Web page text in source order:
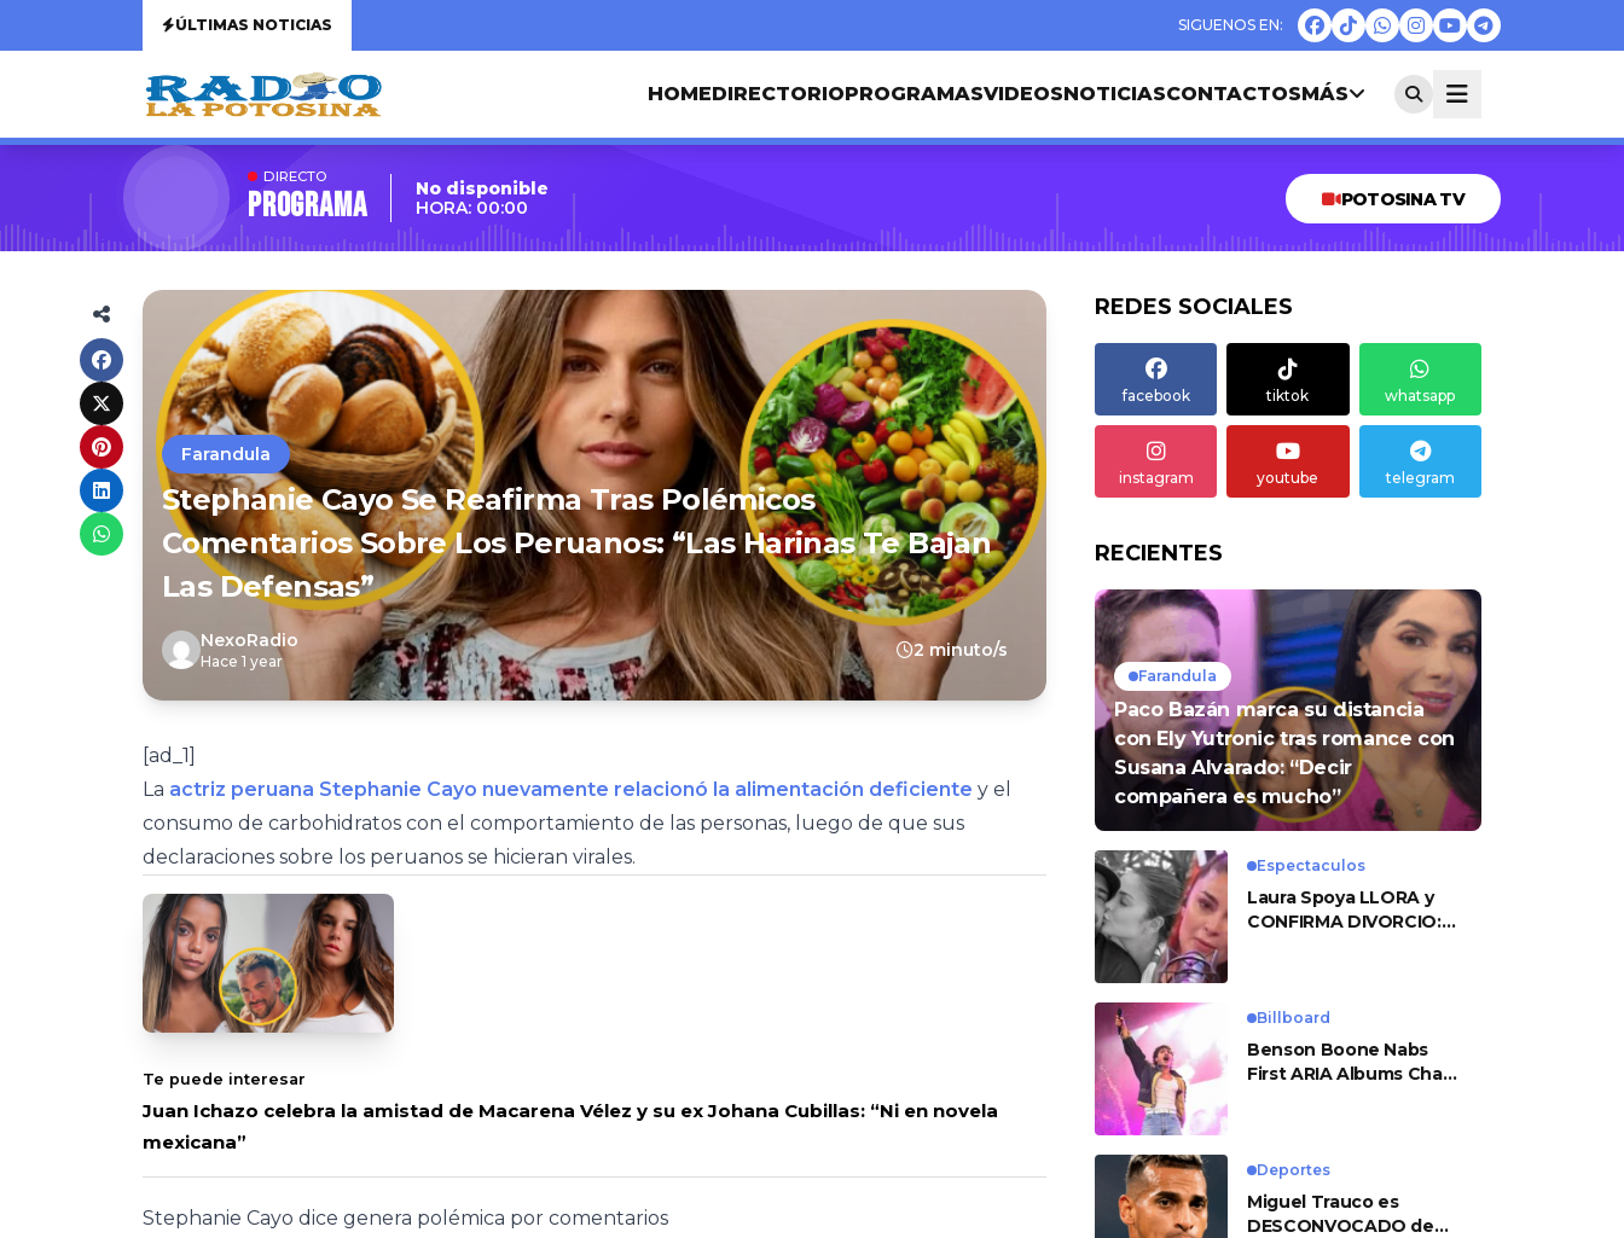
ÚLTIMAS NOTICIAS
HOMEDIRECTORIOPROGRAMASVIDEOSNOTICIASCONTACTOSMÁS
DIRECTO
Programa
No disponible
HORA: 00:00
POTOSINA TV
Farandula
Stephanie Cayo Se Reafirma Tras Polémicos
Comentarios Sobre Los Peruanos: “Las Harinas Te Bajan
Las Defensas”
NexoRadio
Hace 1 year
2 minuto/s
[ad_1]
La actriz peruana Stephanie Cayo nuevamente relacionó la alimentación deficiente y el
consumo de carbohidratos con el comportamiento de las personas, luego de que sus
declaraciones sobre los peruanos se hicieran virales.
Te puede interesar
Juan Ichazo celebra la amistad de Macarena Vélez y su ex Johana Cubillas: “Ni en novela
mexicana”
Stephanie Cayo dice genera polémica por comentarios
REDES SOCIALES
facebook tiktok whatsapp
instagram youtube telegram
RECIENTES
Farandula
Paco Bazán marca su distancia
con Ely Yutronic tras romance con
Susana Alvarado: “Decir
compañera es mucho”
Espectaculos
Laura Spoya LLORA y
CONFIRMA DIVORCIO:
Billboard
Benson Boone Nabs
First ARIA Albums Chart
Deportes
Miguel Trauco es
DESCONVOCADO de